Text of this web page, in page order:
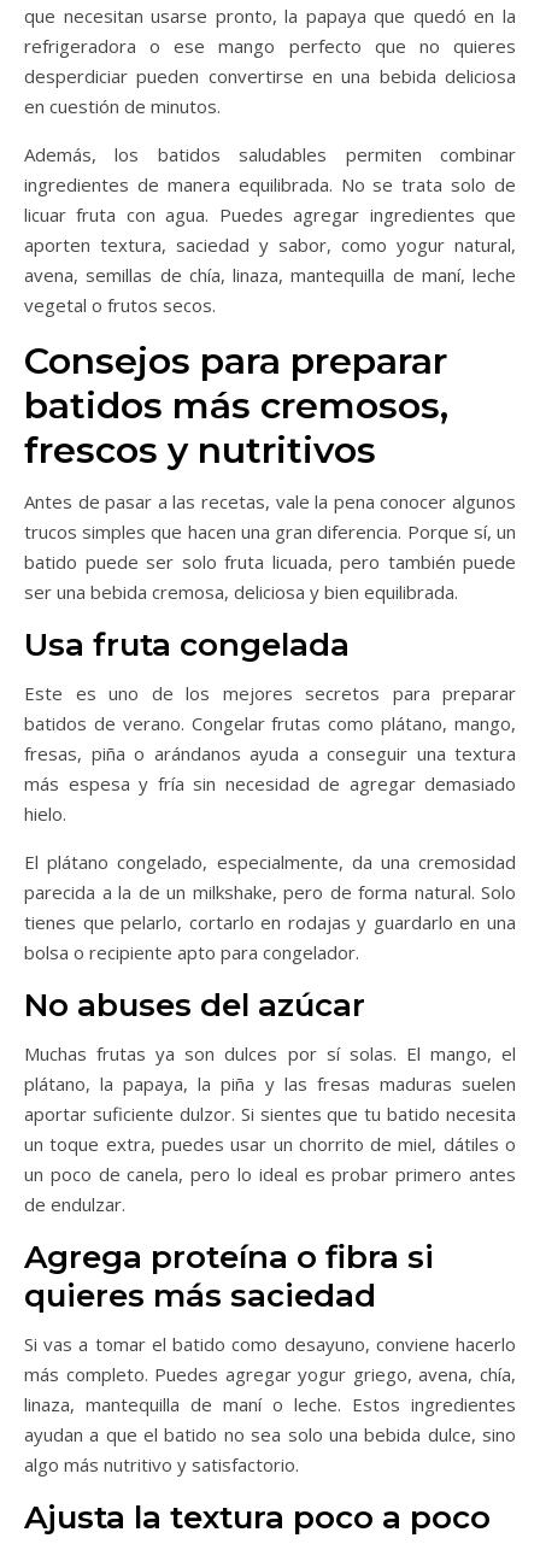
que necesitan usarse pronto, la papaya que quedó en la
refrigeradora o ese mango perfecto que no quieres
desperdiciar pueden convertirse en una bebida deliciosa
en cuestión de minutos.
Además, los batidos saludables permiten combinar
ingredientes de manera equilibrada. No se trata solo de
licuar fruta con agua. Puedes agregar ingredientes que
aporten textura, saciedad y sabor, como yogur natural,
avena, semillas de chía, linaza, mantequilla de maní, leche
vegetal o frutos secos.
Consejos para preparar
batidos más cremosos,
frescos y nutritivos
Antes de pasar a las recetas, vale la pena conocer algunos
trucos simples que hacen una gran diferencia. Porque sí, un
batido puede ser solo fruta licuada, pero también puede
ser una bebida cremosa, deliciosa y bien equilibrada.
Usa fruta congelada
Este es uno de los mejores secretos para preparar
batidos de verano. Congelar frutas como plátano, mango,
fresas, piña o arándanos ayuda a conseguir una textura
más espesa y fría sin necesidad de agregar demasiado
hielo.
El plátano congelado, especialmente, da una cremosidad
parecida a la de un milkshake, pero de forma natural. Solo
tienes que pelarlo, cortarlo en rodajas y guardarlo en una
bolsa o recipiente apto para congelador.
No abuses del azúcar
Muchas frutas ya son dulces por sí solas. El mango, el
plátano, la papaya, la piña y las fresas maduras suelen
aportar suficiente dulzor. Si sientes que tu batido necesita
un toque extra, puedes usar un chorrito de miel, dátiles o
un poco de canela, pero lo ideal es probar primero antes
de endulzar.
Agrega proteína o fibra si
quieres más saciedad
Si vas a tomar el batido como desayuno, conviene hacerlo
más completo. Puedes agregar yogur griego, avena, chía,
linaza, mantequilla de maní o leche. Estos ingredientes
ayudan a que el batido no sea solo una bebida dulce, sino
algo más nutritivo y satisfactorio.
Ajusta la textura poco a poco